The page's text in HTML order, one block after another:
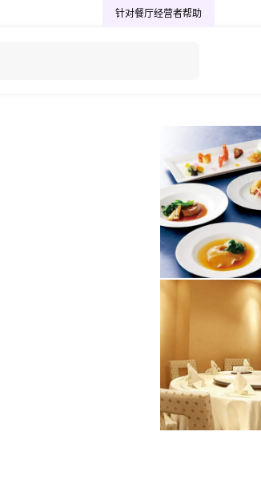
针对餐厅经营者帮助